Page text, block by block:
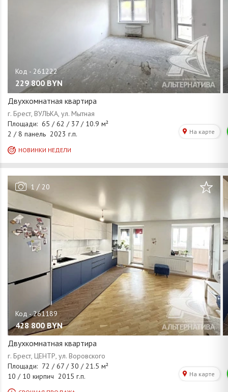
229 800 BYN
Двухкомнатная квартира
1 / 20
428 800 BYN
Двухкомнатная квартира